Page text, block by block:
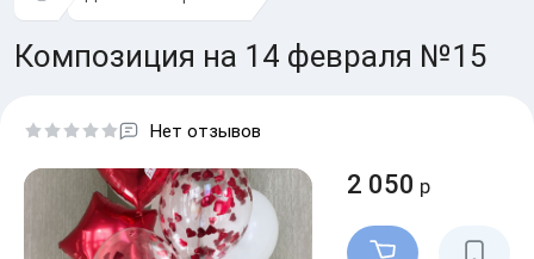
Композиция на 14 февраля №15
Нет отзывов
2 050 р